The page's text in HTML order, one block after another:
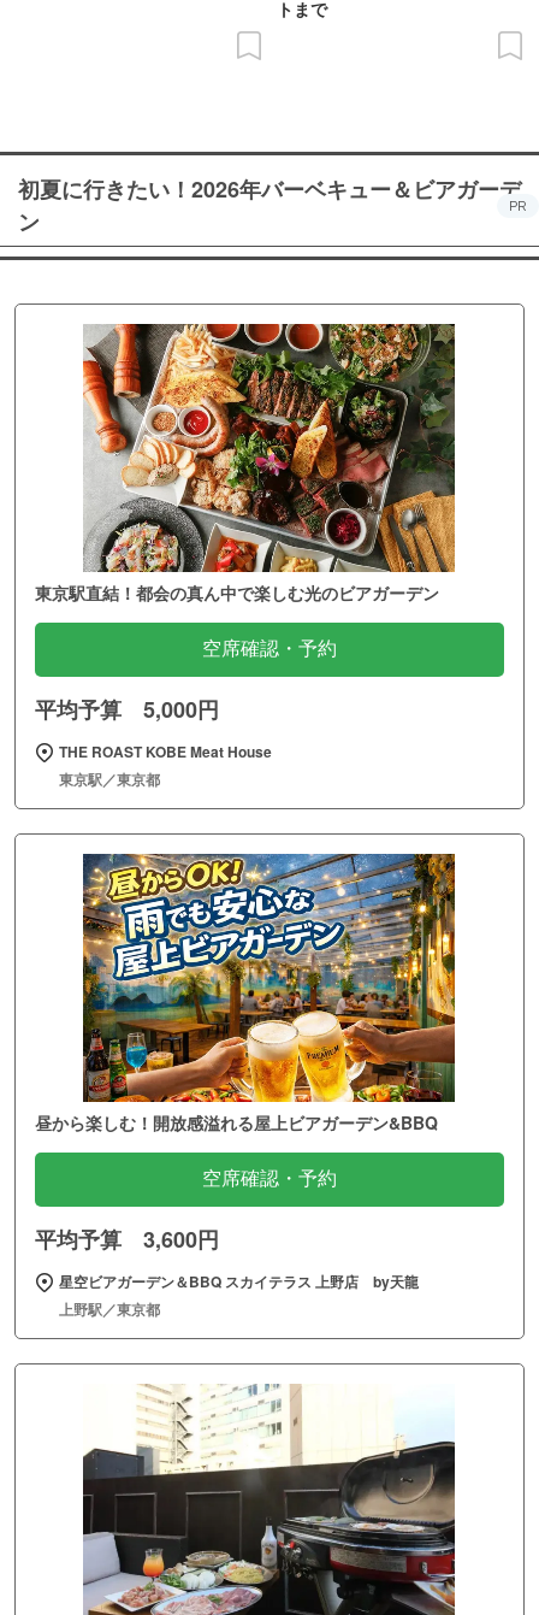
トまで
初夏に行きたい！2026年バーベキュー＆ビアガーデ
ン
PR
東京駅直結！都会の真ん中で楽しむ光のビアガーデン
空席確認・予約
平均予算 5,000円
THE ROAST KOBE Meat House
東京駅／東京都
昼から楽しむ！開放感溢れる屋上ビアガーデン&BBQ
空席確認・予約
平均予算 3,600円
星空ビアガーデン＆BBQ スカイテラス 上野店 by天龍
上野駅／東京都